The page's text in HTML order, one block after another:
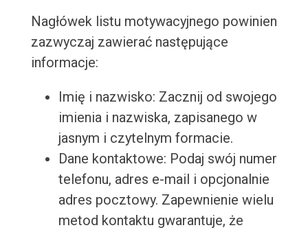
Nagłówek listu motywacyjnego powinien
zazwyczaj zawierać następujące
informacje:
Imię i nazwisko: Zacznij od swojego
imienia i nazwiska, zapisanego w
jasnym i czytelnym formacie.
Dane kontaktowe: Podaj swój numer
telefonu, adres e-mail i opcjonalnie
adres pocztowy. Zapewnienie wielu
metod kontaktu gwarantuje, że